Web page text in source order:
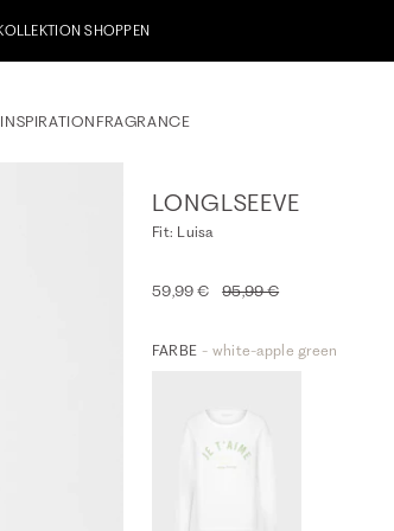
Jetzt zu unserem Whatsapp Newsletter anmelden &
INSPIRATION FRAGRANCE
LONGLSEEVE
Fit: Luisa
59,99 € 95,99 €
FARBE - white-apple green